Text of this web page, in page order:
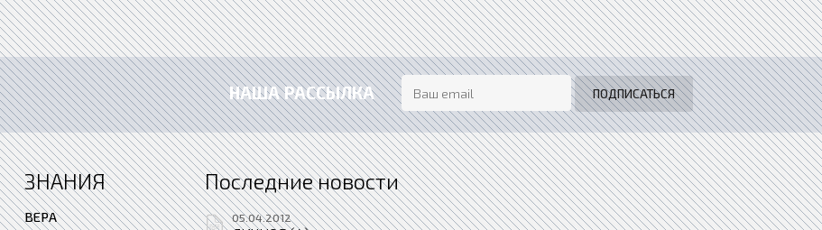
НАША РАССЫЛКА
ЗНАНИЯ
ВЕРА
Последние новости
05.04.2012